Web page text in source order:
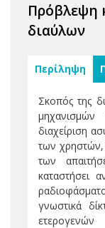
Πρόβλεψη
διαύλων
Περίληψη
Σκοπός της
διαχείριση
των
των
καταστήσει
γνωστικά
ετερογενών